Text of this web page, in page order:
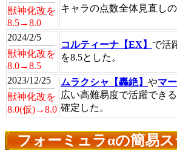
獣神化改を
8.5→8.0
キャラの点数全体見直し
2024/2/5
獣神化改を
8.0→8.5
コルティーナ【EX】 で活
を8.5とした。
2023/12/25
獣神化改を
8.0(仮)→8.0
ムラクシャ【轟絶】 やマ
広い高難易度で活躍でき
確定した。
フォーミュラαの簡易